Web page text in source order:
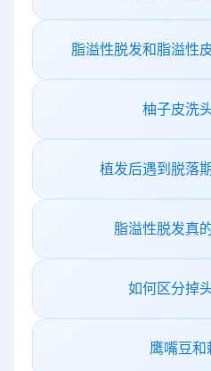
脂溢性脱发和脂溢性
柚子皮洗
植发后遇到脱落
脂溢性脱发真
如何区分掉
鹰嘴豆